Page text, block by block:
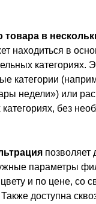
в
находиться в
категориях.
категории
недели») или
без
позволяет
параметры
и по цене, со
доступна